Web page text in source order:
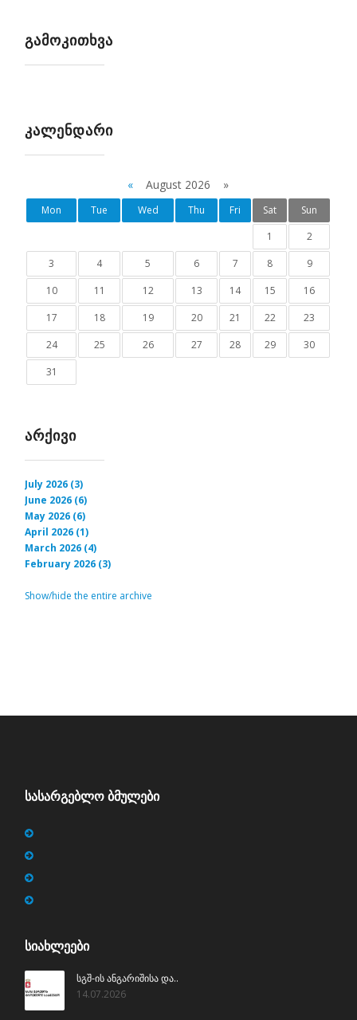
ᲒᲐᲛᲝᲙᲘᲗᲮᲕᲐ
ᲙᲐᲚᲔᲜᲓᲐᲠᲘ
« August 2026 »
Mon Tue Wed Thu Fri Sat
Sun
1
2
3
4 5 6 7 8
9
10
11 12 13 14 15
16
17
18 19 20 21 22
23
24
25 26 27 28 29
30
31
ᲐᲠᲥᲘᲕᲘ
July 2026 (3)
June 2026 (6)
May 2026 (6)
April 2026 (1)
March 2026 (4)
February 2026 (3)
Show/hide the entire archive
ᲡᲐᲡᲐᲠᲒᲔᲑᲚᲝ ᲑᲛᲣᲚᲔᲑᲘ
ᲡᲘᲐᲮᲚᲔᲔᲑᲘ
სგშ-ის ანგარიშისა და..
14.07.2026